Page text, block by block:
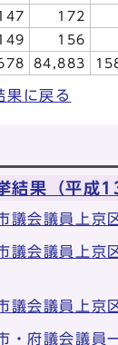
172
156
84,883
に戻る
果（平成
会議員上京
会議員上京
会議員上京
府議会議員